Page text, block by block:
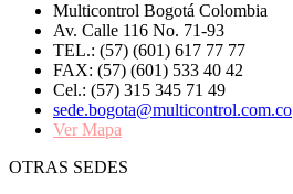
Multicontrol Bogotá Colombia
Av. Calle 116 No. 71-93
TEL.: (57) (601) 617 77 77
FAX: (57) (601) 533 40 42
Cel.: (57) 315 345 71 49
sede.bogota@multicontrol.com.co
Ver Mapa
OTRAS SEDES